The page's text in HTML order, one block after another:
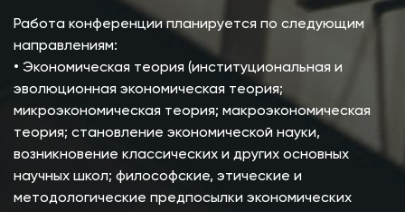
Работа конференции планируется по следующим
направлениям:
• Экономическая теория (институциональная и
эволюционная экономическая теория;
микроэкономическая теория; макроэкономическая
теория; становление экономической науки,
возникновение классических и других основных
научных школ; философские, этические и
методологические предпосылки экономических